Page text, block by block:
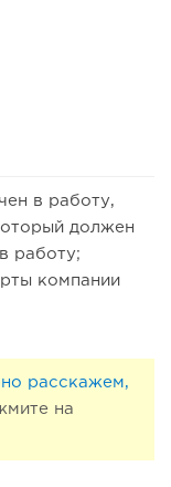
в работу,
должен
работу;
компании
расскажем,
на